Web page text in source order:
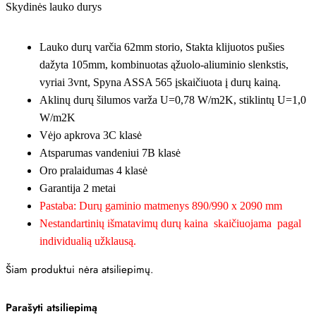
Skydinės lauko durys
Lauko durų varčia 62mm storio, Stakta klijuotos pušies
dažyta 105mm, kombinuotas ąžuolo-aliuminio slenkstis,
vyriai 3vnt, Spyna ASSA 565 įskaičiuota į durų kainą.
Aklinų durų šilumos varža U=0,78 W/m2K, stiklintų U=1,0
W/m2K
Vėjo apkrova 3C klasė
Atsparumas vandeniui 7B klasė
Oro pralaidumas 4 klasė
Garantija 2 metai
Pastaba: Durų gaminio matmenys 890/990 x 2090 mm
Nestandartinių išmatavimų durų kaina skaičiuojama pagal
individualią užklausą.
Šiam produktui nėra atsiliepimų.
Parašyti atsiliepimą